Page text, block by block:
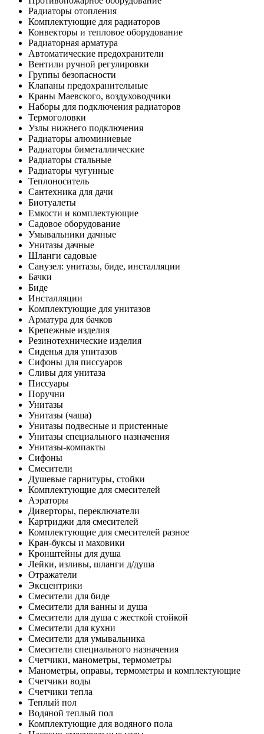
Радиаторы отопления
Комплектующие для радиаторов
Конвекторы и тепловое оборудование
Радиаторная арматура
Автоматические предохранители
Вентили ручной регулировки
Группы безопасности
Клапаны предохранительные
Краны Маевского, воздуховодчики
Наборы для подключения радиаторов
Термоголовки
Узлы нижнего подключения
Радиаторы алюминиевые
Радиаторы биметаллические
Радиаторы стальные
Радиаторы чугунные
Теплоноситель
Сантехника для дачи
Биотуалеты
Емкости и комплектующие
Садовое оборудование
Умывальники дачные
Унитазы дачные
Шланги садовые
Санузел: унитазы, биде, инсталляции
Бачки
Биде
Инсталляции
Комплектующие для унитазов
Арматура для бачков
Крепежные изделия
Резинотехнические изделия
Сиденья для унитазов
Сифоны для писсуаров
Сливы для унитаза
Писсуары
Поручни
Унитазы
Унитазы (чаша)
Унитазы подвесные и пристенные
Унитазы специального назначения
Унитазы-компакты
Сифоны
Смесители
Душевые гарнитуры, стойки
Комплектующие для смесителей
Аэраторы
Диверторы, переключатели
Картриджи для смесителей
Комплектующие для смесителей разное
Кран-буксы и маховики
Кронштейны для душа
Лейки, изливы, шланги д/душа
Отражатели
Эксцентрики
Смесители для биде
Смесители для ванны и душа
Смесители для душа с жесткой стойкой
Смесители для кухни
Смесители для умывальника
Смесители специального назначения
Счетчики, манометры, термометры
Манометры, оправы, термометры и комплектующие
Счетчики воды
Счетчики тепла
Теплый пол
Водяной теплый пол
Комплектующие для водяного пола